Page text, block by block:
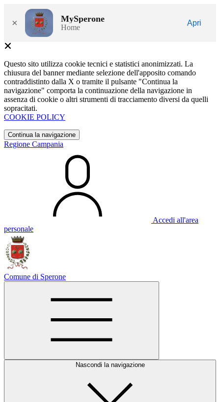
× MySperone
Home
Apri
Questo sito utilizza cookie tecnici e statistici anonimizzati. La
chiusura del banner mediante selezione dell'apposito comando
contraddistinto dalla X o tramite il pulsante "Continua la
navigazione" comporta la continuazione della navigazione in
assenza di cookie o altri strumenti di tracciamento diversi da quelli
sopracitati.
COOKIE POLICY
Continua la navigazione
Regione Campania
Accedi all'area
personale
Comune di Sperone
Nascondi la navigazione